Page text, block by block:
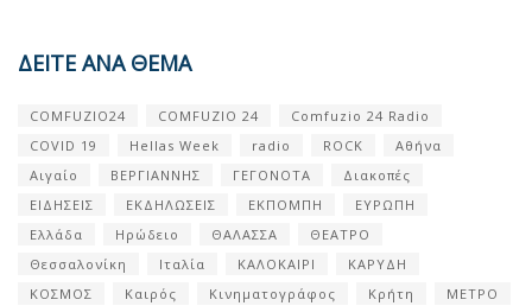
ΔΕΙΤΕ ΑΝΑ ΘΕΜΑ
COMFUZIO24 COMFUZIO 24
Comfuzio 24 Radio
COVID 19
Hellas Week radio ROCK
Αθήνα
Αιγαίο
ΒΕΡΓΙΑΝΝΗΣ ΓΕΓΟΝΟΤΑ
Διακοπές
ΕΙΔΗΣΕΙΣ
ΕΚΔΗΛΩΣΕΙΣ ΕΚΠΟΜΠΗ
ΕΥΡΩΠΗ
Ελλάδα
Ηρώδειο ΘΑΛΑΣΣΑ
ΘΕΑΤΡΟ
Θεσσαλονίκη
Ιταλία ΚΑΛΟΚΑΙΡΙ
ΚΑΡΥΔΗ
ΚΟΣΜΟΣ
Καιρός Κινηματογράφος Κρήτη ΜΕΤΡΟ